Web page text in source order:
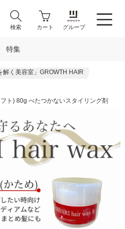
検索 カート グループ
特集
く美容室」GROWTH HAIR
ト) 80g べたつかないスタイリング剤